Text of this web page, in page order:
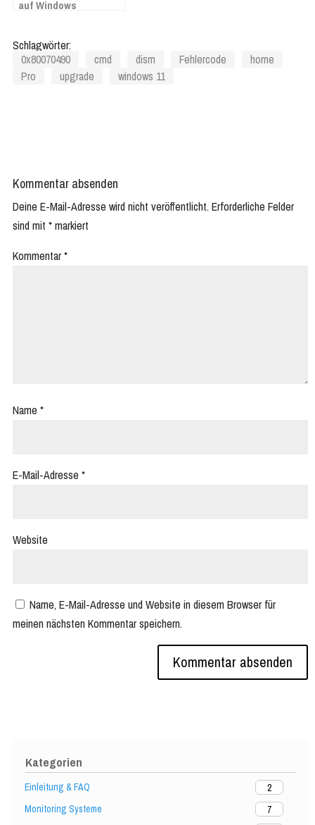
Kategorien
Einleitung & FAQ
2
Monitoring Systeme
7
auf Windows
Schlagwörter:
0x80070490
cmd dism Fehlercode
home
Pro
upgrade windows 11
Kommentar absenden
Deine E-Mail-Adresse wird nicht veröffentlicht. Erforderliche Felder
sind mit *markiert
Kommentar*
Name *
E-Mail-Adresse *
Website
Name, E-Mail-Adresse und Website in diesem Browser für
meinen nächsten Kommentar speichern.